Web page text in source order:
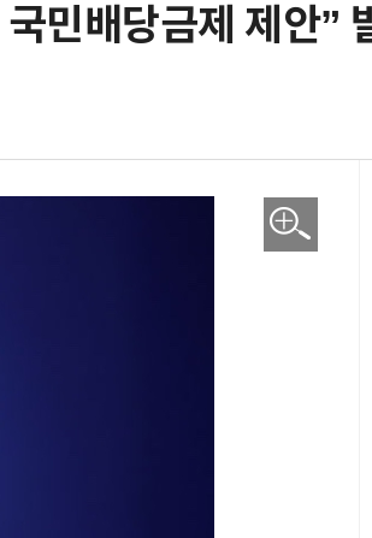
민배당금제 제안”